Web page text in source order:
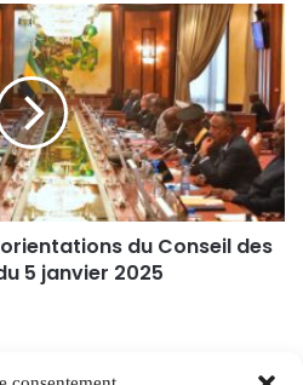
du Conseil des
5 janvier 2025